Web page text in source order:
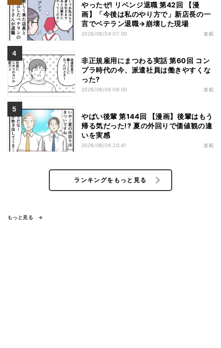
やったぜ! リベンジ退職 第42回 【漫
画】「今後は私のやり方で」新店長の一
言でベテラン退職→崩壊した現場
2026/08/04 07:00 連載
非正規雇用にまつわる実話 第60回 コン
プラ時代の今、派遣社員は働きやすくな
った?
2026/08/06 08:00 連載
やばい後輩 第144回 【漫画】後輩はもう
帰る気だった!? 夏の外回りで価値観の違
いを実感
2026/08/06 20:41 連載
ランキングをもっと見る
もっと見る